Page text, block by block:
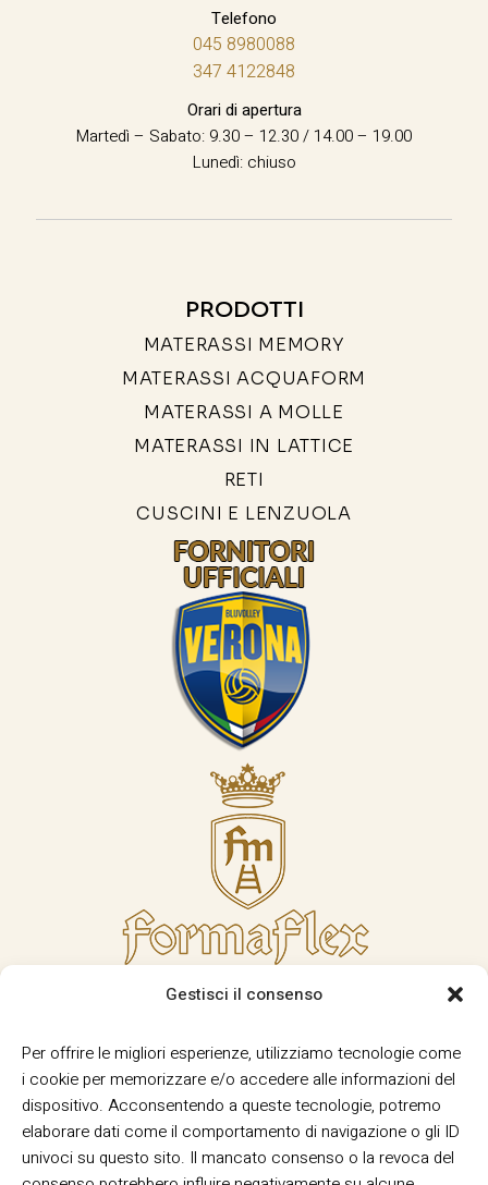
Gestisci il consenso
Per offrire le migliori esperienze, utilizziamo tecnologie come
i cookie per memorizzare e/o accedere alle informazioni del
dispositivo. Acconsentendo a queste tecnologie, potremo
elaborare dati come il comportamento di navigazione o gli ID
univoci su questo sito. Il mancato consenso o la revoca del
Telefono
045 8980088
347 4122848
Orari di apertura
Martedì – Sabato: 9.30 – 12.30 / 14.00 – 19.00
Lunedì: chiuso
PRODOTTI
MATERASSI MEMORY
MATERASSI ACQUAFORM
MATERASSI A MOLLE
MATERASSI IN LATTICE
RETI
CUSCINI E LENZUOLA